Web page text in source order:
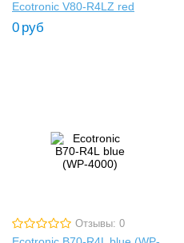
Ecotronic V80-R4LZ red
0 руб
Отзывы: 0